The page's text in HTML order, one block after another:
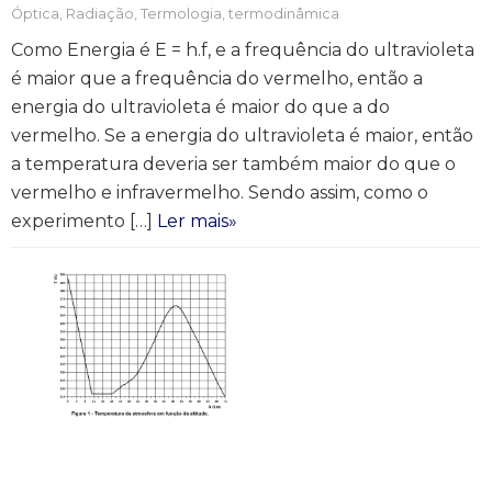
Óptica, Radiação, Termologia, termodinâmica
Como Energia é E = h.f, e a frequência do ultravioleta
é maior que a frequência do vermelho, então a
energia do ultravioleta é maior do que a do
vermelho. Se a energia do ultravioleta é maior, então
a temperatura deveria ser também maior do que o
vermelho e infravermelho. Sendo assim, como o
experimento […] Ler mais»